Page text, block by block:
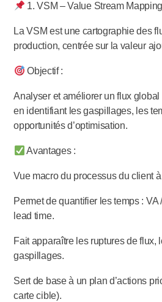
1. VSM – Value Stream Mapping
La VSM est une cartographie des
production, centrée sur la valeur
Objectif :
Analyser et améliorer un flux
en identifiant les gaspillages, les
opportunités d’optimisation.
Avantages :
Vue macro du processus du client
Permet de quantifier les temps : VA
lead time.
Fait apparaître les ruptures de flux,
gaspillages.
Sert de base à un plan d’actions
carte cible).